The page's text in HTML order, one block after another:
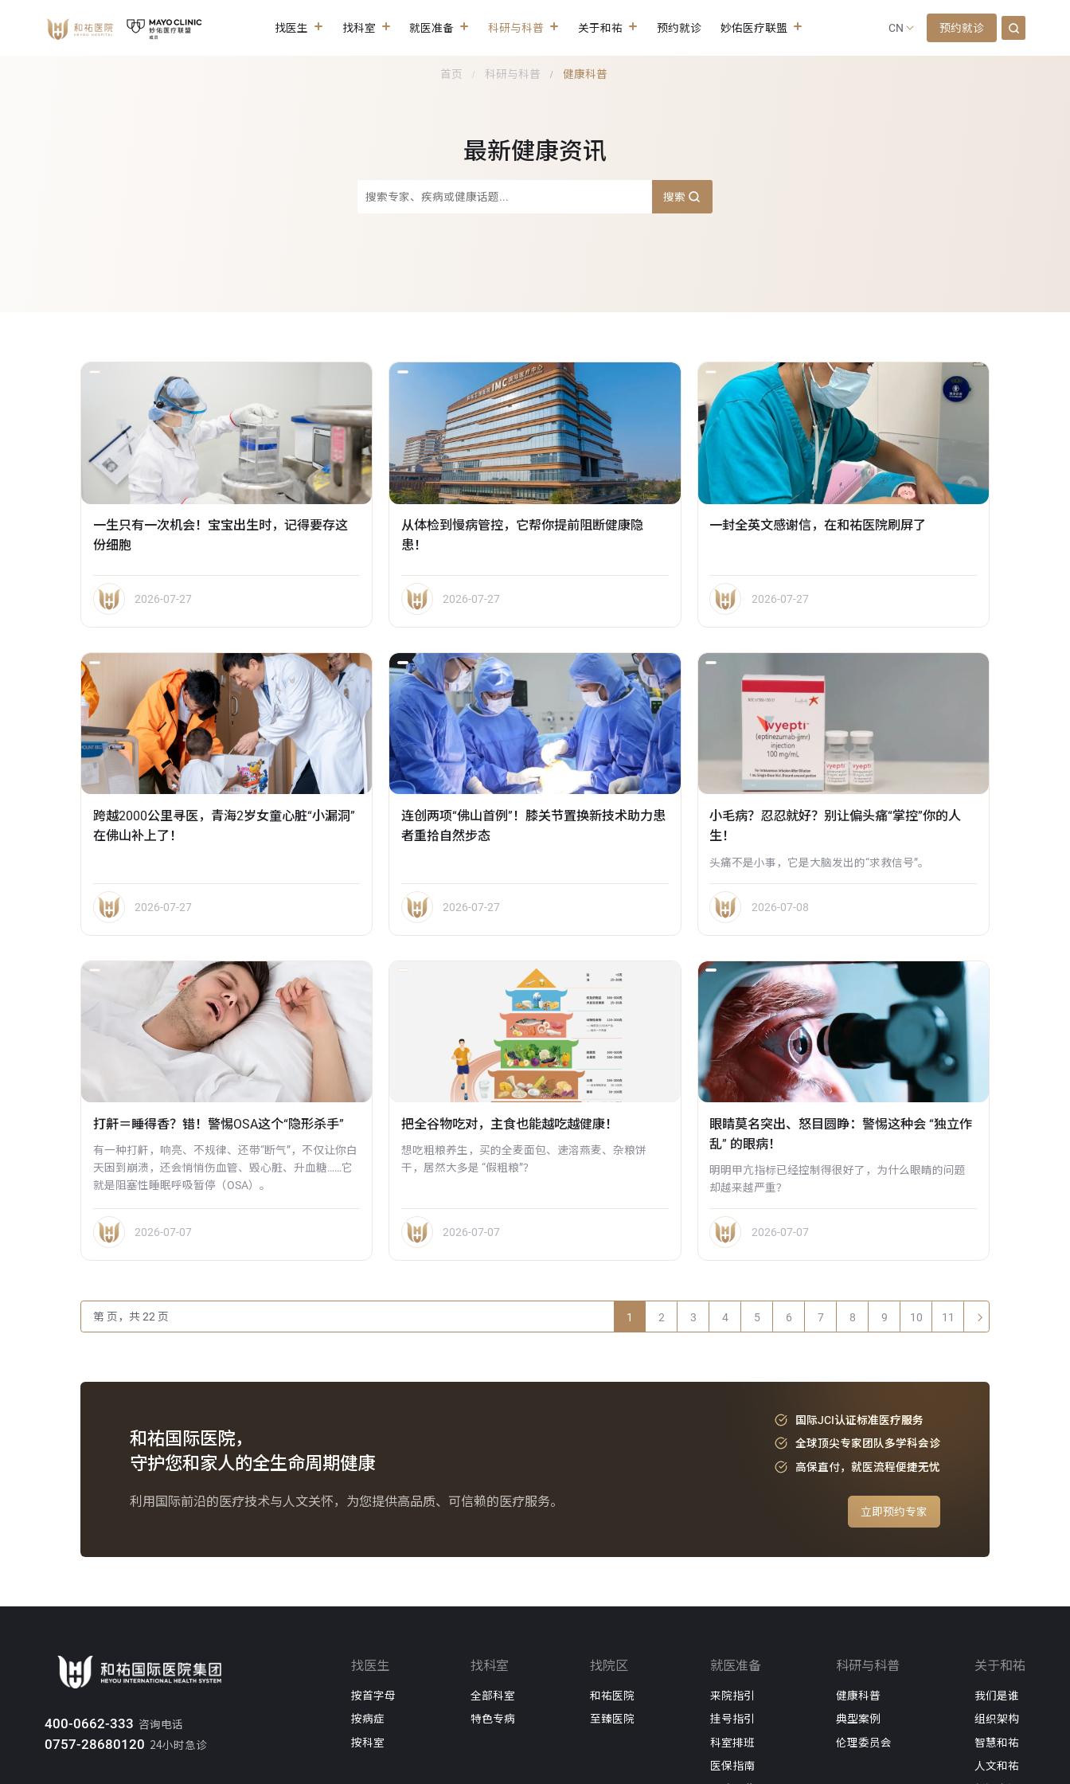
找医生 找科室 就医准备 科研与科普 关于和祐 预约就诊 妙佑医疗联盟 CN 预约就诊
最新健康资讯
搜索
首页 科研与科普 健康科普
一生只有一次机会！宝宝出生时，记得要存这
份细胞
2026-07-27
从体检到慢病管控，它帮你提前阻断健康隐
患！
2026-07-27
一封全英文感谢信，在和祐医院刷屏了
2026-07-27
跨越2000公里寻医，青海2岁女童心脏“小漏洞”
在佛山补上了！
2026-07-27
连创两项“佛山首例”！膝关节置换新技术助力患
者重拾自然步态
2026-07-27
小毛病？忍忍就好？别让偏头痛“掌控”你的人
生！
头痛不是小事，它是大脑发出的“求救信号”。
2026-07-08
打鼾＝睡得香？错！警惕OSA这个“隐形杀手”
有一种打鼾，响亮、不规律、还带“断气”，不仅让你白
天困到崩溃，还会悄悄伤血管、毁心脏、升血糖……它
就是阻塞性睡眠呼吸暂停（OSA）。
2026-07-07
把全谷物吃对，主食也能越吃越健康！
想吃粗粮养生，买的全麦面包、速溶燕麦、杂粮饼
干，居然大多是 “假粗粮”？
2026-07-07
眼睛莫名突出、怒目圆睁：警惕这种会 “独立作
乱” 的眼病！
明明甲亢指标已经控制得很好了，为什么眼睛的问题
却越来越严重？
2026-07-07
第 页，共22 页 1 2 3 4 5 6 7 8 9 10 11
和祐国际医院，
守护您和家人的全生命周期健康
利用国际前沿的医疗技术与人文关怀，为您提供高品质、可信赖的医疗服务。
国际JCI认证标准医疗服务
全球顶尖专家团队多学科会诊
高保直付，就医流程便捷无忧
立即预约专家
400-0662-333 咨询电话
0757-28680120 24小时急诊
找医生
按首字母
按病症
按科室
找科室
全部科室
特色专病
找院区
和祐医院
至臻医院
就医准备
来院指引
挂号指引
科室排班
医保指南
科研与科普
健康科普
典型案例
伦理委员会
关于和祐
我们是谁
组织架构
智慧和祐
人文和祐